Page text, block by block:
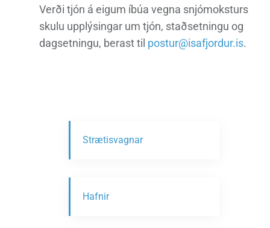
Verði tjón á eigum íbúa vegna snjómoksturs
skulu upplýsingar um tjón, staðsetningu og
dagsetningu, berast til postur@isafjordur.is.
Strætisvagnar
Hafnir